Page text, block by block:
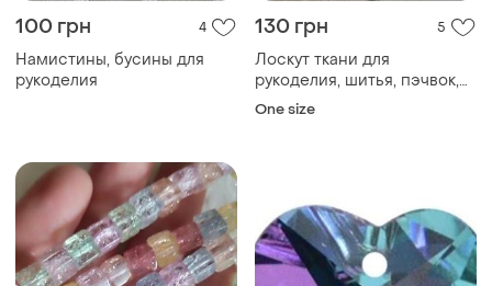
100 грн 4
Намистины, бусины для
рукоделия
130 грн 5
Лоскут ткани для
рукоделия, шитья, пэчвок,
скрапбукинг. плотный
One size